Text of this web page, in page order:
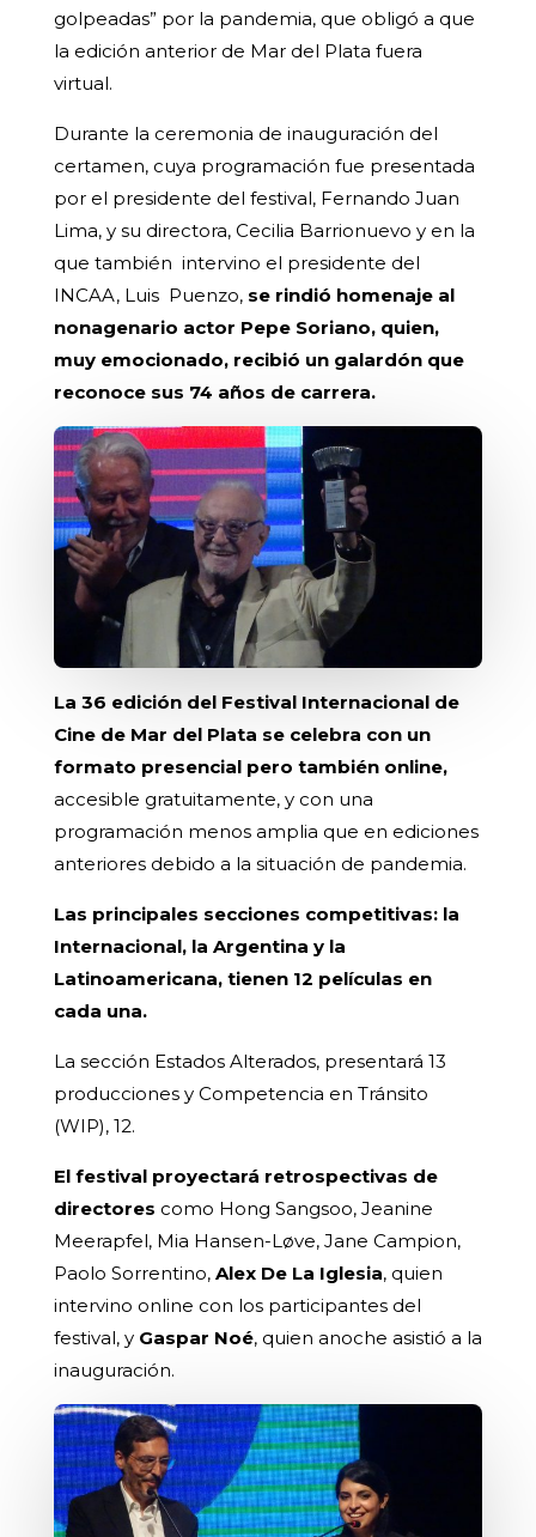
golpeadas” por la pandemia, que obligó a que
la edición anterior de Mar del Plata fuera
virtual.
Durante la ceremonia de inauguración del
certamen, cuya programación fue presentada
por el presidente del festival, Fernando Juan
Lima, y su directora, Cecilia Barrionuevo y en la
que también intervino el presidente del
INCAA, Luis Puenzo, se rindió homenaje al
nonagenario actor Pepe Soriano, quien,
muy emocionado, recibió un galardón que
reconoce sus 74 años de carrera.
La 36 edición del Festival Internacional de
Cine de Mar del Plata se celebra con un
formato presencial pero también online,
accesible gratuitamente, y con una
programación menos amplia que en ediciones
anteriores debido a la situación de pandemia.
Las principales secciones competitivas: la
Internacional, la Argentina y la
Latinoamericana, tienen 12 películas en
cada una.
La sección Estados Alterados, presentará 13
producciones y Competencia en Tránsito
(WIP), 12.
El festival proyectará retrospectivas de
directores como Hong Sangsoo, Jeanine
Meerapfel, Mia Hansen-Løve, Jane Campion,
Paolo Sorrentino, Alex De La Iglesia, quien
intervino online con los participantes del
festival, y Gaspar Noé, quien anoche asistió a la
inauguración.